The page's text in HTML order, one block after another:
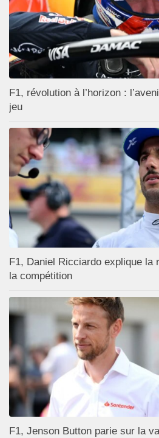
F1, révolution à l’horizon :
jeu
F1, Daniel Ricciardo explique la
la compétition
F1, Jenson Button parie sur la